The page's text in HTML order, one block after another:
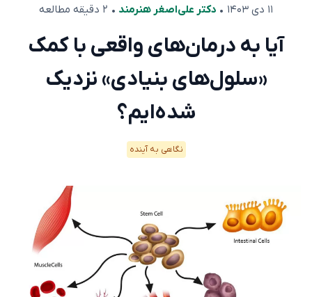
۱۱ دی ۱۴۰۳ • دکتر علی‌اصغر هنرمند • ۲ دقیقه مطالعه
آیا به درمان‌های واقعی با کمک
«سلول‌های بنیادی» نزدیک
شده‌ایم؟
نگاهی به آینده